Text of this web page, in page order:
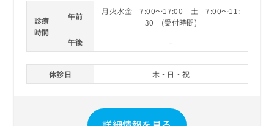
診療
時間
午前
月火水金 7:00～17:00 土 7:00～11:
30 (受付時間)
午後
-
休診日 木・日・祝